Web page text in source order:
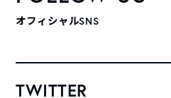
オフィシャルSNS
TWITTER